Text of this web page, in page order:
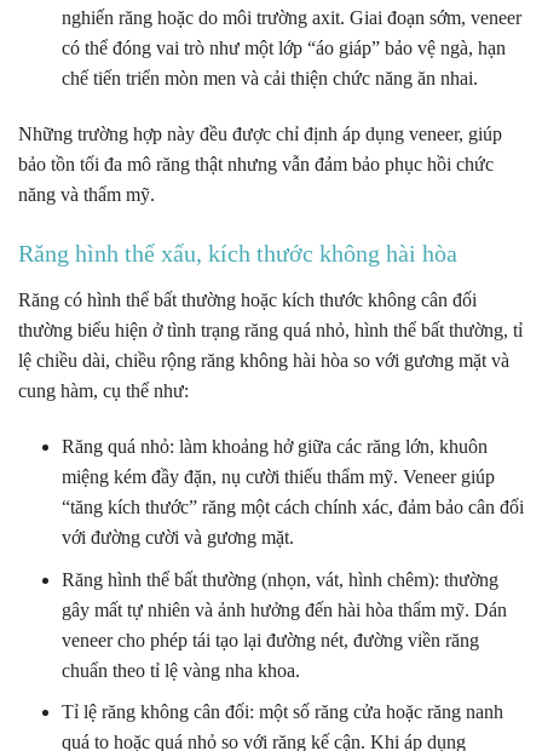
nghiến răng hoặc do môi trường axit. Giai đoạn sớm, veneer
có thể đóng vai trò như một lớp “áo giáp” bảo vệ ngà, hạn
chế tiến triển mòn men và cải thiện chức năng ăn nhai.
Những trường hợp này đều được chỉ định áp dụng veneer, giúp
bảo tồn tối đa mô răng thật nhưng vẫn đảm bảo phục hồi chức
năng và thẩm mỹ.
Răng hình thể xấu, kích thước không hài hòa
Răng có hình thể bất thường hoặc kích thước không cân đối
thường biểu hiện ở tình trạng răng quá nhỏ, hình thể bất thường, tỉ
lệ chiều dài, chiều rộng răng không hài hòa so với gương mặt và
cung hàm, cụ thể như:
Răng quá nhỏ: làm khoảng hở giữa các răng lớn, khuôn
miệng kém đầy đặn, nụ cười thiếu thẩm mỹ. Veneer giúp
“tăng kích thước” răng một cách chính xác, đảm bảo cân đối
với đường cười và gương mặt.
Răng hình thể bất thường (nhọn, vát, hình chêm): thường
gây mất tự nhiên và ảnh hưởng đến hài hòa thẩm mỹ. Dán
veneer cho phép tái tạo lại đường nét, đường viền răng
chuẩn theo tỉ lệ vàng nha khoa.
Tỉ lệ răng không cân đối: một số răng cửa hoặc răng nanh
quá to hoặc quá nhỏ so với răng kế cận. Khi áp dụng